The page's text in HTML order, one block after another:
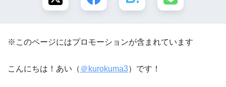
※このページにはプロモーションが含まれています
こんにちは！あい（ ＠kurokuma3）です！